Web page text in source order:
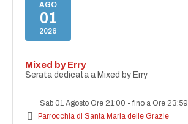
AGO
01
2026
Mixed by Erry
Serata dedicata a Mixed by Erry
Sab 01 Agosto Ore 21:00 -fino a Ore 23:59
Parrocchia di Santa Maria delle Grazie